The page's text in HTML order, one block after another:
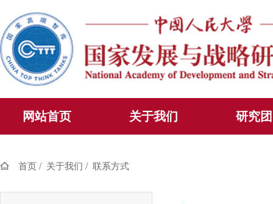
网站首页 关于我们 研究
首页 / 关于我们 / 联系方式